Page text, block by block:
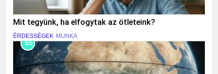
Mit tegyünk, ha elfogytak az ötleteink?
ÉRDESSÉGEK MUNKA
65